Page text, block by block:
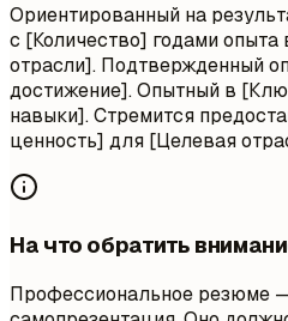
Ориентированный на
с [Количество] годами
отрасли]. Подтвержденный
достижение]. Опытный в
навыки]. Стремится
ценность] для [Целевая
На что обратить
Профессиональное резюме